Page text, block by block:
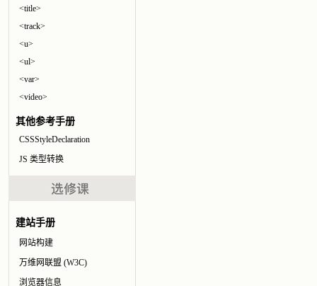
<title>
<track>
<u>
<ul>
<var>
<video>
其他参考手册
CSSStyleDeclaration
JS 类型转换
建站手册
网站构建
万维网联盟 (W3C)
浏览器信息